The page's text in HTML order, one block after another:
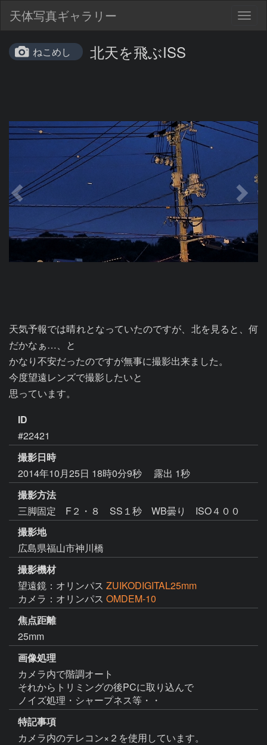
天体写真ギャラリー
ねこめし 北天を飛ぶISS
天気予報では晴れとなっていたのですが、北を見ると、何
だかなぁ…、と
かなり不安だったのですが無事に撮影出来ました。
今度望遠レンズで撮影したいと
思っています。
ID
#22421
撮影日時
2014年10月25日 18時0分9秒
露出 1秒
撮影方法
三脚固定 F２・８ SS１秒 WB曇り ISO４００
撮影地
広島県福山市神川橋
撮影機材
望遠鏡：オリンパス ZUIKODIGITAL25mm
カメラ：オリンパス OMDEM-10
焦点距離
25mm
画像処理
カメラ内で階調オート
それからトリミングの後PCに取り込んで
ノイズ処理・シャープネス等・・
特記事項
カメラ内のテレコン×２を使用しています。